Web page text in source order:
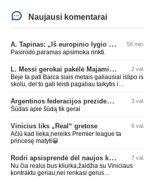
Naujausi komentarai
A. Tapinas: „Iš europinio lygio komandos gavom gerų pamokų“ 58 min.
Pasirodo,paramas apsimoka rinkti.
L. Messi gerokai pakėlė Majamio „Inter“ komandos vertę 2 val.
Beje ta pati Barca siais metais galiausiai islipo is
skolu, del to gali leisti pagaliau taikytis i
visa Julian Alvarez saga.
Argentinos federacijos prezidentas C. Tapia negailėjo pagyrų G. Infantino 3 val.
Šūdas apie šūdą tik gerai
Vinicius liks „Real“ gretose 6 val.
Ačiū kad lieka,nereiks Premier league ta
princesę matyti😀
Rodri apsisprendė dėl naujos komandos 7 val.
Nu čia realui bus kliurka,žaidžia su Viniciaus
kontraktu geriau,nei renkasi gerus